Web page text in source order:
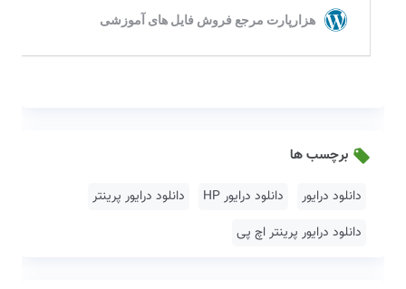
برچسب ها
دانلود درایور دانلود درایور HP
دانلود درایور پرینتر
دانلود درایور پرینتر اچ پی